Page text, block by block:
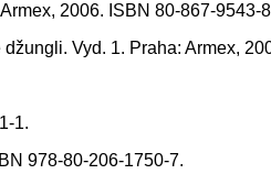
2006. ISBN 80-867-9543-
Vyd. 1. Praha: Armex,
1.
978-80-206-1750-7.